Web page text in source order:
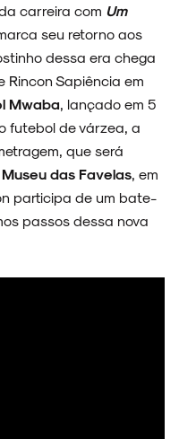
carreira com Um
seu retorno aos
dessa era chega
Rincon Sapiência em
Mwaba, lançado em 5
futebol de várzea, a
que será
Museu das Favelas, em
participa de um bate-
passos dessa nova